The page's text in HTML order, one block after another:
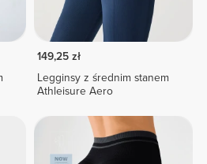
149,25 zł
Legginsy z średnim stanem
Athleisure Aero